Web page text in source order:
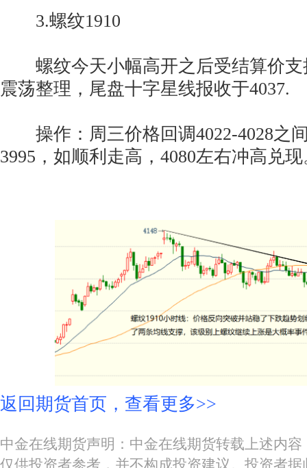
3.螺纹1910
螺纹今天小幅高开之后受结算价支
震荡整理，尾盘十字星线报收于4037.
操作：周三价格回调4022-4028之
3995，如顺利走高，4080左右冲高兑
返回期货首页，查看更多>>
中金在线期货声明：中金在线期货转载上述内